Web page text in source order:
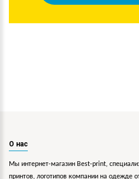
О нас
Мы интернет-магазин Best-print,
принтов, логотипов компании на одежде